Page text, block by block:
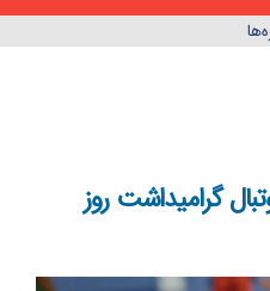
گرامیداشت روز